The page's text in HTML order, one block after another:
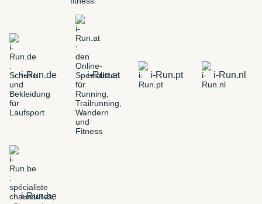
i-Run.de i-Run.at i-Run.pt i-Run.nl
i-Run.be